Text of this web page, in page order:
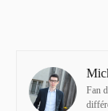
Fan